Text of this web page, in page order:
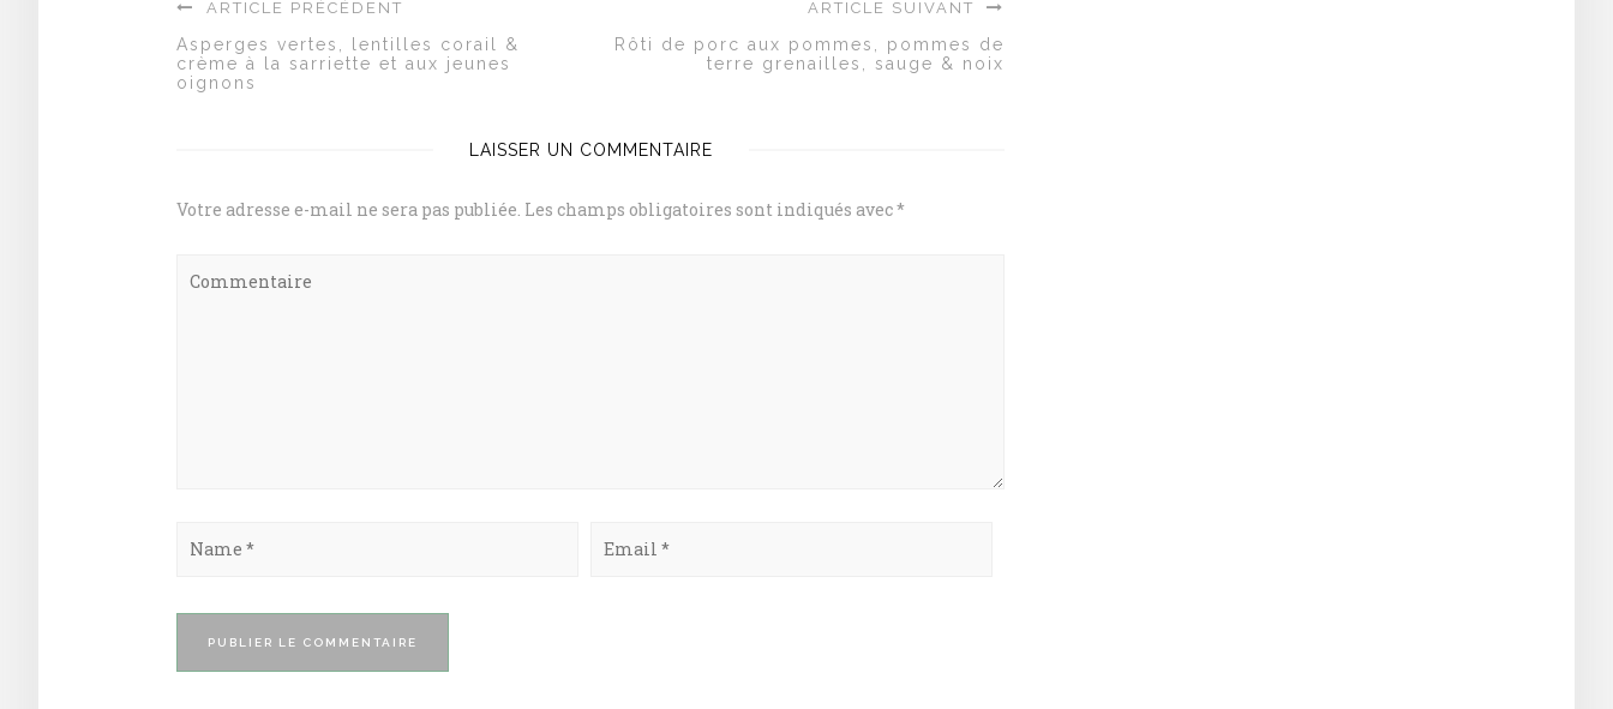
ARTICLE PRÉCÉDENT
Asperges vertes, lentilles corail &
crème à la sarriette et aux jeunes
oignons
ARTICLE SUIVANT
Rôti de porc aux pommes, pommes de
terre grenailles, sauge & noix
LAISSER UN COMMENTAIRE
Votre adresse e-mail ne sera pas publiée. Les champs obligatoires sont indiqués avec*